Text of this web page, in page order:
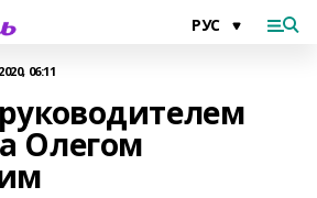
06:11
Олегом